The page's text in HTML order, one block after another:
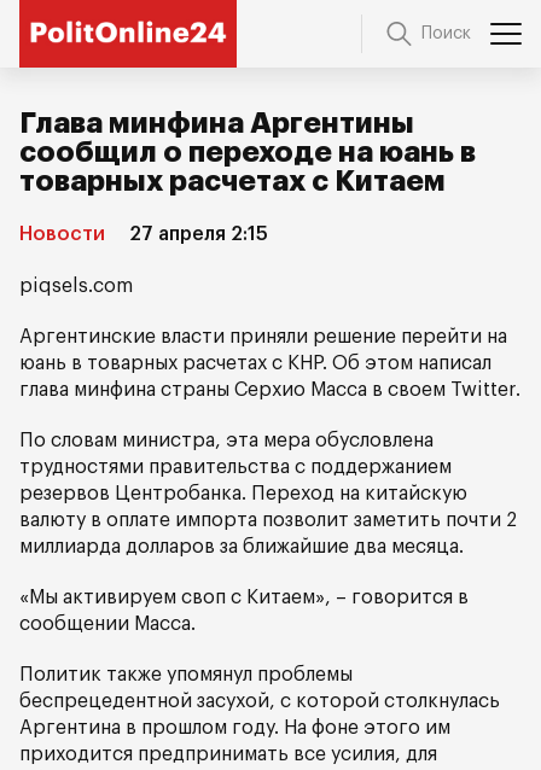
Поиск
Глава минфина Аргентины
сообщил о переходе на юань в
товарных расчетах с Китаем
Новости 27 апреля 2:15
piqsels.com
Аргентинские власти приняли решение перейти на
юань в товарных расчетах с КНР. Об этом написал
глава минфина страны Серхио Масса в своем Twitter.
По словам министра, эта мера обусловлена
трудностями правительства с поддержанием
резервов Центробанка. Переход на китайскую
валюту в оплате импорта позволит заметить почти 2
миллиарда долларов за ближайшие два месяца.
«Мы активируем своп с Китаем», – говорится в
сообщении Масса.
Политик также упомянул проблемы
беспрецедентной засухой, с которой столкнулась
Аргентина в прошлом году. На фоне этого им
приходится предпринимать все усилия, для